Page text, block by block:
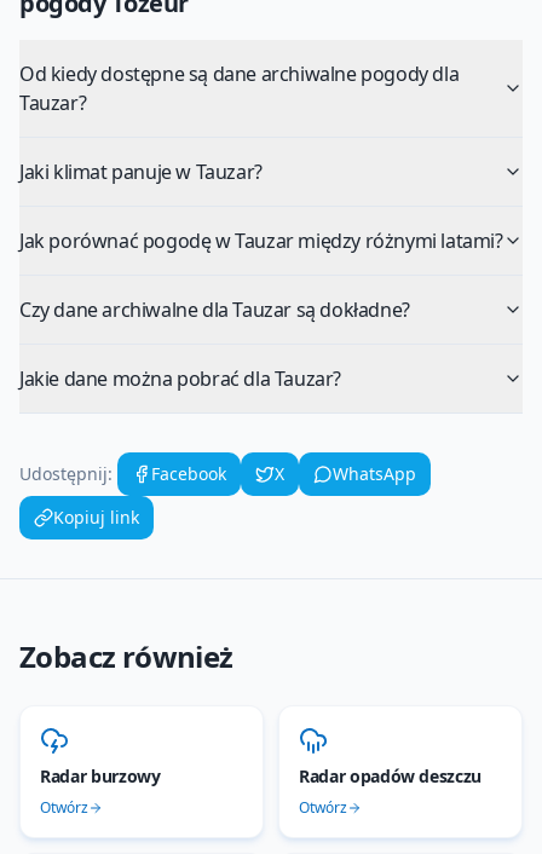
Od kiedy dostępne są dane archiwalne pogody dla
Tauzar?
Jaki klimat panuje w Tauzar?
Jak porównać pogodę w Tauzar między różnymi latami?
Czy dane archiwalne dla Tauzar są dokładne?
Jakie dane można pobrać dla Tauzar?
Udostępnij: Facebook X
WhatsApp
Kopiuj link
Zobacz również
Radar burzowy
Otwórz
Radar opadów deszczu
Otwórz